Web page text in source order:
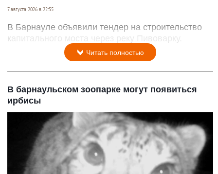
7 августа 2026 в 22:55
В Барнауле объявили тендер на строительство
капитального моста через реку Пивоварку.
Читать полностью
В барнаульском зоопарке могут появиться
ирбисы